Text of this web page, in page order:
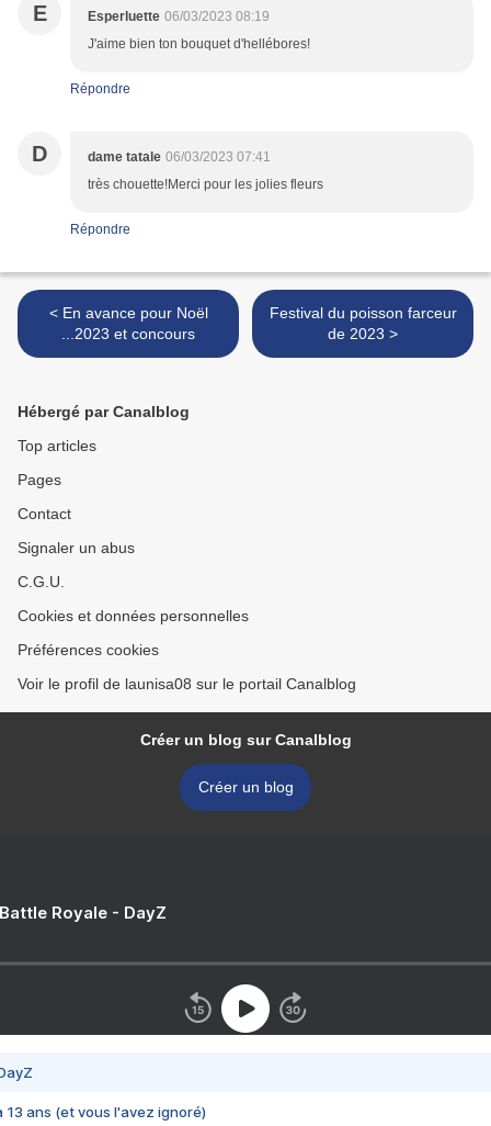
E Esperluette 06/03/2023 08:19
J'aime bien ton bouquet d'hellébores!
Répondre
D dame tatale 06/03/2023 07:41
très chouette!Merci pour les jolies fleurs
Répondre
< En avance pour Noël
...2023 et concours
Festival du poisson farceur
de 2023 >
Hébergé par Canalblog
Top articles
Pages
Contact
Signaler un abus
C.G.U.
Cookies et données personnelles
Préférences cookies
Voir le profil de launisa08 sur le portail Canalblog
Créer un blog sur Canalblog
Créer un blog
Royale - DayZ
13 ans (et vous l'avez ignoré)